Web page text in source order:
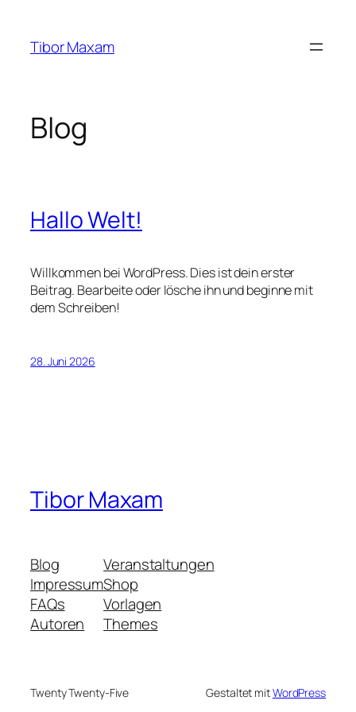
springen
Tibor Maxam
Blog
Hallo Welt!
Willkommen bei WordPress. Dies ist dein erster
Beitrag. Bearbeite oder lösche ihn und beginne mit
dem Schreiben!
28. Juni 2026
Tibor Maxam
Blog
Impressum
FAQs
Autoren
Veranstaltungen
Shop
Vorlagen
Themes
Twenty Twenty-Five Gestaltet mitWordPress